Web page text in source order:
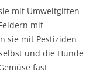
mit Umweltgiften
mit
sie mit Pestiziden
und die Hunde
fast